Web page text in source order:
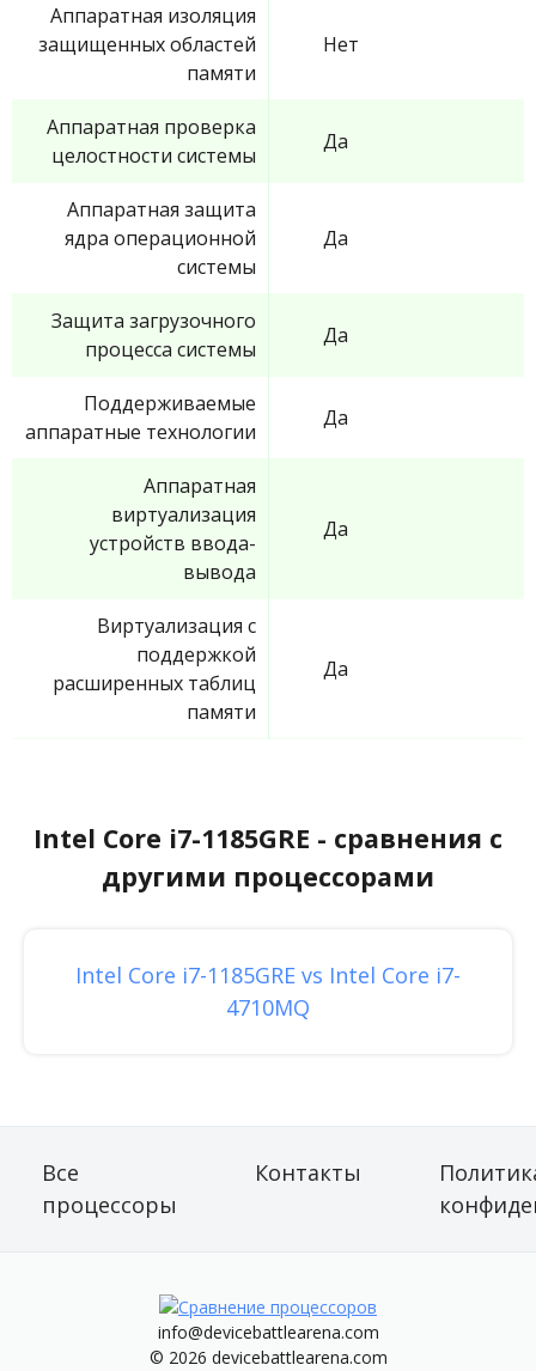
Аппаратная изоляция
защищенных областей
памяти
Нет
Аппаратная проверка
целостности системы
Да
Аппаратная защита
ядра операционной
системы
Да
Защита загрузочного
процесса системы
Да
Поддерживаемые
аппаратные технологии
Да
Аппаратная
виртуализация
устройств ввода-
вывода
Да
Виртуализация с
поддержкой
расширенных таблиц
памяти
Да
Intel Core i7-1185GRE - сравнения с
другими процессорами
Intel Core i7-1185GRE vs Intel Core i7-
4710MQ
Все
процессоры
Контакты
info@devicebattlearena.com
© 2026 devicebattlearena.com